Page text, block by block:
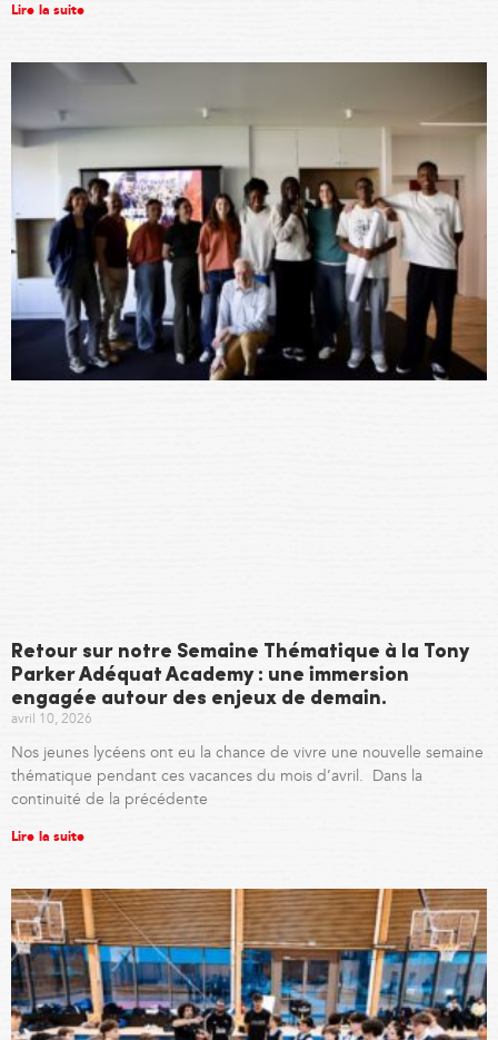
Lire la suite
Retour sur notre Semaine Thématique à la Tony
Parker Adéquat Academy : une immersion
engagée autour des enjeux de demain.
avril 10, 2026
Nos jeunes lycéens ont eu la chance de vivre une nouvelle semaine
thématique pendant ces vacances du mois d’avril. Dans la
continuité de la précédente
Lire la suite